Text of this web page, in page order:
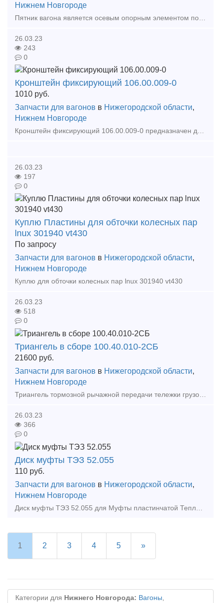
Нижнем Новгороде
26.03.23
243
0
Кронштейн фиксирующий 106.00.009-0
1010 руб.
Запчасти для вагонов в Нижегородской области,
Нижнем Новгороде
Кронштейн фиксирующий 106.00.009-0 предназначен для соединения рычажной передачи с горизонтальным рычагом. Кронштейн чертежный номер 106.00.009-0 Изготавливается из стали 20 ФЛ Габаритн
26.03.23
197
0
Куплю Пластины для обточки колесных пар
lnux 301940 vt430
По запросу
Запчасти для вагонов в Нижегородской области,
Нижнем Новгороде
Куплю для обточки колесных пар lnux 301940 vt430
26.03.23
518
0
Триангель в сборе 100.40.010-2СБ
21600 руб.
Запчасти для вагонов в Нижегородской области,
Нижнем Новгороде
Триангель тормозной рычажной передачи тележки грузового вагона (18-100 и ее аналогов) предназначен для передачи усилия, развиваемого поршнем тормозного цилиндра или приводом ручного тормоза, н
26.03.23
366
0
Диск муфты ТЭЗ 52.055
110 руб.
Запчасти для вагонов в Нижегородской области,
Нижнем Новгороде
1 2 3 4 5 »
Категории для Нижнего Новгорода: Вагоны,